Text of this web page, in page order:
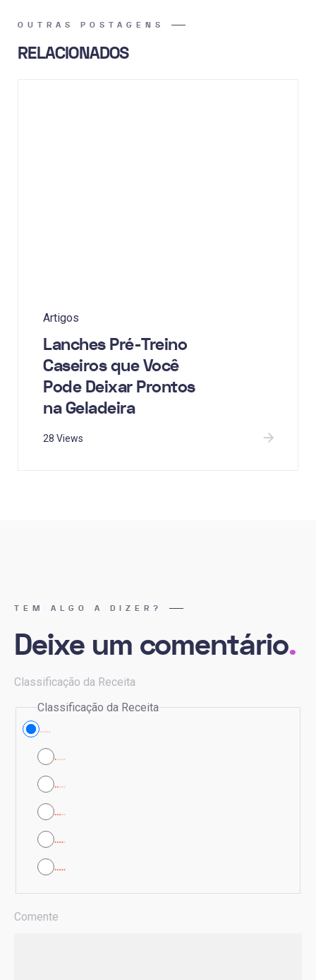
OUTRAS POSTAGENS
RELACIONADOS
Artigos
Lanches Pré-Treino
Caseiros que Você
Pode Deixar Prontos
na Geladeira
28 Views
TEM ALGO A DIZER?
Deixe um comentário.
Classificação da Receita
Classificação da Receita
Comente